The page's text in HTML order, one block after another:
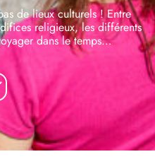
de lieux culturels ! Entre
religieux, les différents
dans le temps…